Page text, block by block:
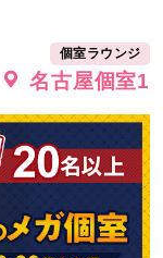
個室ラウンジ
名古屋個室1